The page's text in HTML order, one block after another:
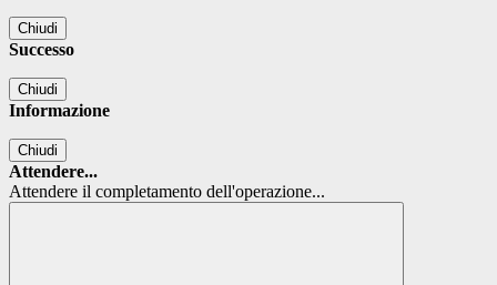
Chiudi
Successo
Chiudi
Informazione
Chiudi
Attendere...
Attendere il completamento dell'operazione...